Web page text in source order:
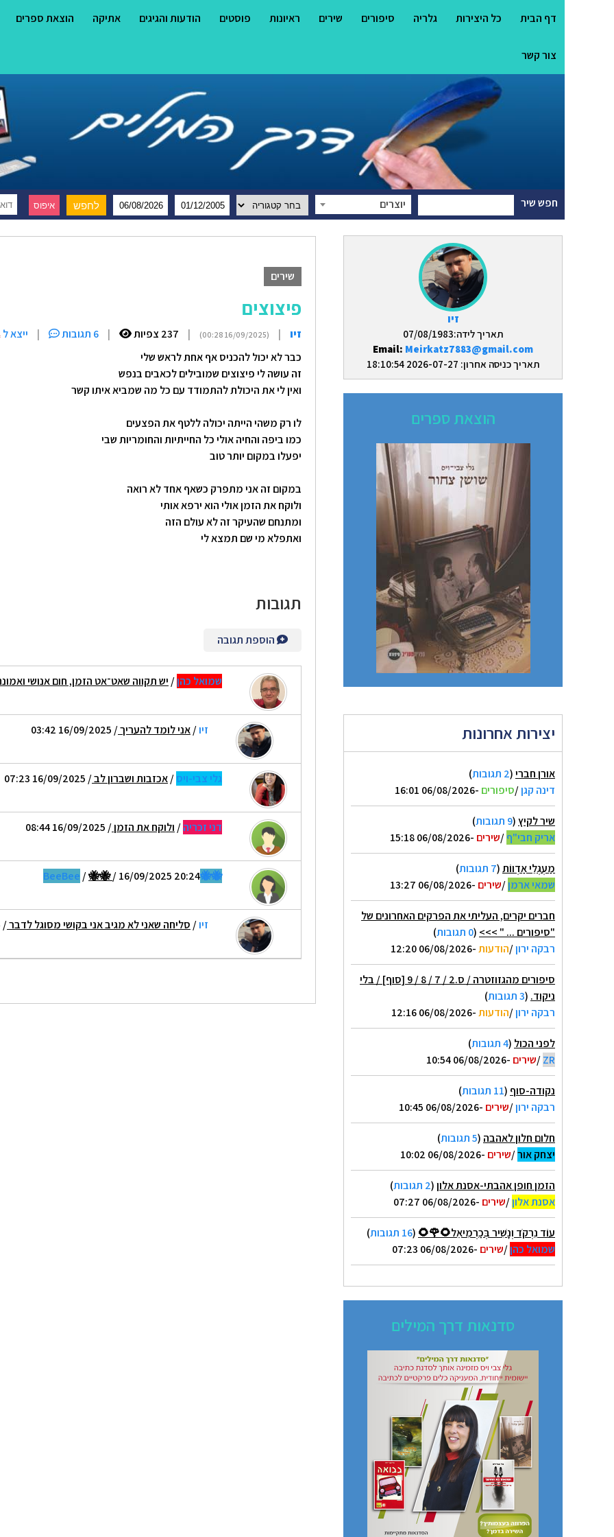
דף הבית כל היצירות גלריה סיפורים שירים ראיונות פוסטים הודעות והגיגים אתיקה הוצאת ספרים
צור קשר
חפש שיר יוצרים
זיו
תאריך לידה:07/08/1983
Email: Meirkatz7883@gmail.com
תאריך כניסה אחרון: 2026-07-27 18:10:54
הוצאת ספרים
יצירות אחרונות
אורן חברי(2 תגובות
)
דינה קגן/סיפורים -06/08/2026 16:01
שיר לקיץ(9 תגובות
)
אריק חבי"ף/שירים -06/08/2026 15:18
מַעְגְּלֵי אַדְווֹת(7 תגובות
)
שמאי ארמן/שירים -06/08/2026 13:27
חברים יקרים, העליתי את הפרקים האחרונים של
"סיפורים ... " >>> (0 תגובות
)
רבקה ירון/הודעות-06/08/2026 12:20
סיפורים מהגזוזטרה / ס.2 / 7 / 8 / 9 [סוף] / בלי
ניקוד. (3 תגובות
)
רבקה ירון/הודעות-06/08/2026 12:16
לפני הכול (4 תגובות
)
ZR
/שירים -06/08/2026 10:54
נקודה-סוף (11 תגובות
)
רבקה ירון/שירים -06/08/2026 10:45
חלום חלון לאהבה (5 תגובות
)
יצחק אור/שירים -06/08/2026 10:02
הזמן חופן אהבתי-אסנת אלון(2 תגובות
)
אסנת אלון/שירים -06/08/2026 07:27
עוֹד נִרְקֹד וְנָשִׁיר בְּכַרְמִיאֵל🌻🌹🌻 (16 תגובות
)
שמואל כהן/שירים -06/08/2026 07:23
סדנאות דרך המילים
שירים
פיצוצים
זיו |
(16/09/2025 00:28)
| 237 צפיות | 6 תגובות | ייצא ל
כבר לא יכול להכניס אף אחת לראש שלי
זה עושה לי פיצוצים שמובילים לכאבים בנפש
ואין לי את היכולת להתמודד עם כל מה שמביא איתו קשר
לו רק משהי הייתה יכולה ללטף את הפצעים
כמו ביפה והחיה אולי כל החייתיות והחומריות שבי
יפעלו במקום יותר טוב
במקום זה אני מתפרק כשאף אחד לא רואה
ולוקח את הזמן אולי הוא ירפא אותי
ומתנחם שהעיקר זה לא עולם הזה
ואתפלא מי שם תמצא לי
תגובות
הוספת תגובה
שמואל כהן/יש תקווה שאט־אט הזמן, חום אנושי
זיו/אני לומד להעריך/ 16/09/2025 03:42
גלי צבי-ויס/אכזבות ושברון לב/ 16/09/2025 07:23
דני זכריה/ולוקח את הזמן/ 16/09/2025 08:44
🐝🐝BeeBee
/🐝🐝/ 16/09/2025 20:24
זיו/סליחה שאני לא מגיב אני בקושי מסוגל לדבר/ 21/09/2025 18:02